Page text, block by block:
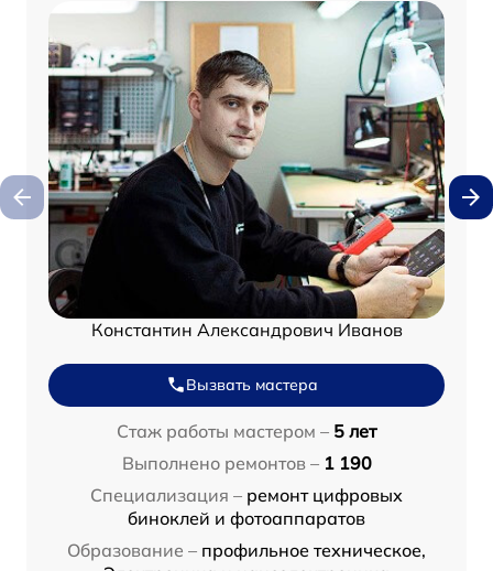
Константин Александрович Иванов
Вызвать мастера
Стаж работы мастером – 5 лет
Выполнено ремонтов – 1 190
Специализация – ремонт цифровых
биноклей и фотоаппаратов
Образование – профильное техническое,